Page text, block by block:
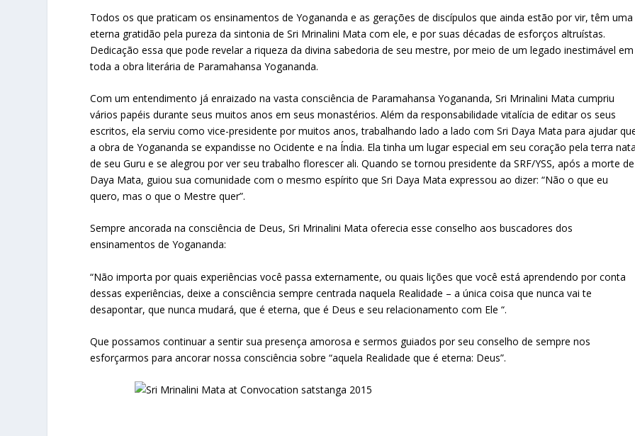
Todos os que praticam os ensinamentos de Yogananda e as gerações de discípulos que ainda estão por vir, têm uma
eterna gratidão pela pureza da sintonia de Sri Mrinalini Mata com ele, e por suas décadas de esforços altruístas.
Dedicação essa que pode revelar a riqueza da divina sabedoria de seu mestre, por meio de um legado inestimável em
toda a obra literária de Paramahansa Yogananda.
Com um entendimento já enraizado na vasta consciência de Paramahansa Yogananda, Sri Mrinalini Mata cumpriu
vários papéis durante seus muitos anos em seus monastérios. Além da responsabilidade vitalícia de editar os seus
escritos, ela serviu como vice-presidente por muitos anos, trabalhando lado a lado com Sri Daya Mata para ajudar
a obra de Yogananda se expandisse no Ocidente e na Índia. Ela tinha um lugar especial em seu coração pela terra
de seu Guru e se alegrou por ver seu trabalho florescer ali. Quando se tornou presidente da SRF/YSS, após a morte de
Daya Mata, guiou sua comunidade com o mesmo espírito que Sri Daya Mata expressou ao dizer: “Não o que eu
quero, mas o que o Mestre quer”.
Sempre ancorada na consciência de Deus, Sri Mrinalini Mata oferecia esse conselho aos buscadores dos
ensinamentos de Yogananda:
“Não importa por quais experiências você passa externamente, ou quais lições que você está aprendendo por conta
dessas experiências, deixe a consciência sempre centrada naquela Realidade – a única coisa que nunca vai te
desapontar, que nunca mudará, que é eterna, que é Deus e seu relacionamento com Ele “.
Que possamos continuar a sentir sua presença amorosa e sermos guiados por seu conselho de sempre nos
esforçarmos para ancorar nossa consciência sobre “aquela Realidade que é eterna: Deus”.